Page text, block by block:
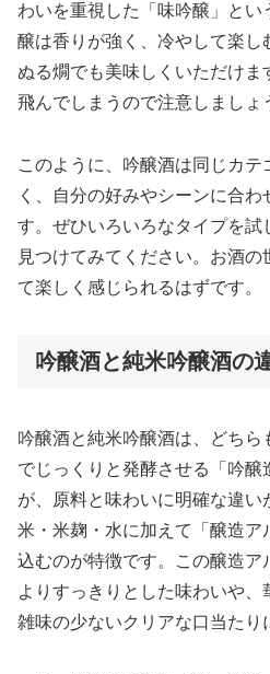
わいを重視した「味吟醸」と
醸は香りが強く、冷やして楽し
ぬる燗でも美味しくいただけ
飛んでしまうので注意しましょ
このように、吟醸酒は同じカ
く、自分の好みやシーンに合わ
す。ぜひいろいろなタイプを試
見つけてみてください。お酒
て楽しく感じられるはずです。
吟醸酒と純米吟醸酒の
吟醸酒と純米吟醸酒は、どち
でじっくりと発酵させる「吟醸
が、原料と味わいに明確な違い
米・米麹・水に加えて「醸造
込むのが特徴です。この醸造ア
よりすっきりとした味わいや、
雑味の少ないクリアな口当たり